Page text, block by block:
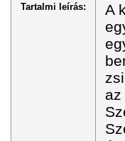
Tartalmi leírás:
A